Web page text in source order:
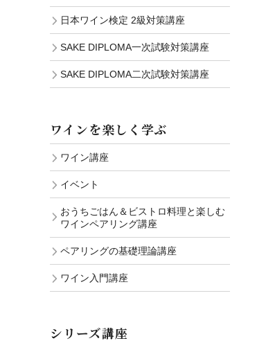
日本ワイン検定 2級対策講座
SAKE DIPLOMA一次試験対策講座
SAKE DIPLOMA二次試験対策講座
ワインを楽しく学ぶ
ワイン講座
イベント
おうちごはん＆ビストロ料理と楽しむ
ワインペアリング講座
ペアリングの基礎理論講座
ワイン入門講座
シリーズ講座